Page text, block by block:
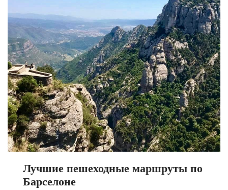
Лучшие пешеходные маршруты по
Барселоне